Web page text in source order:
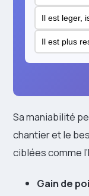
Il est leger,
Il est plus
Sa maniabilité
chantier et le
ciblées comme
Gain de